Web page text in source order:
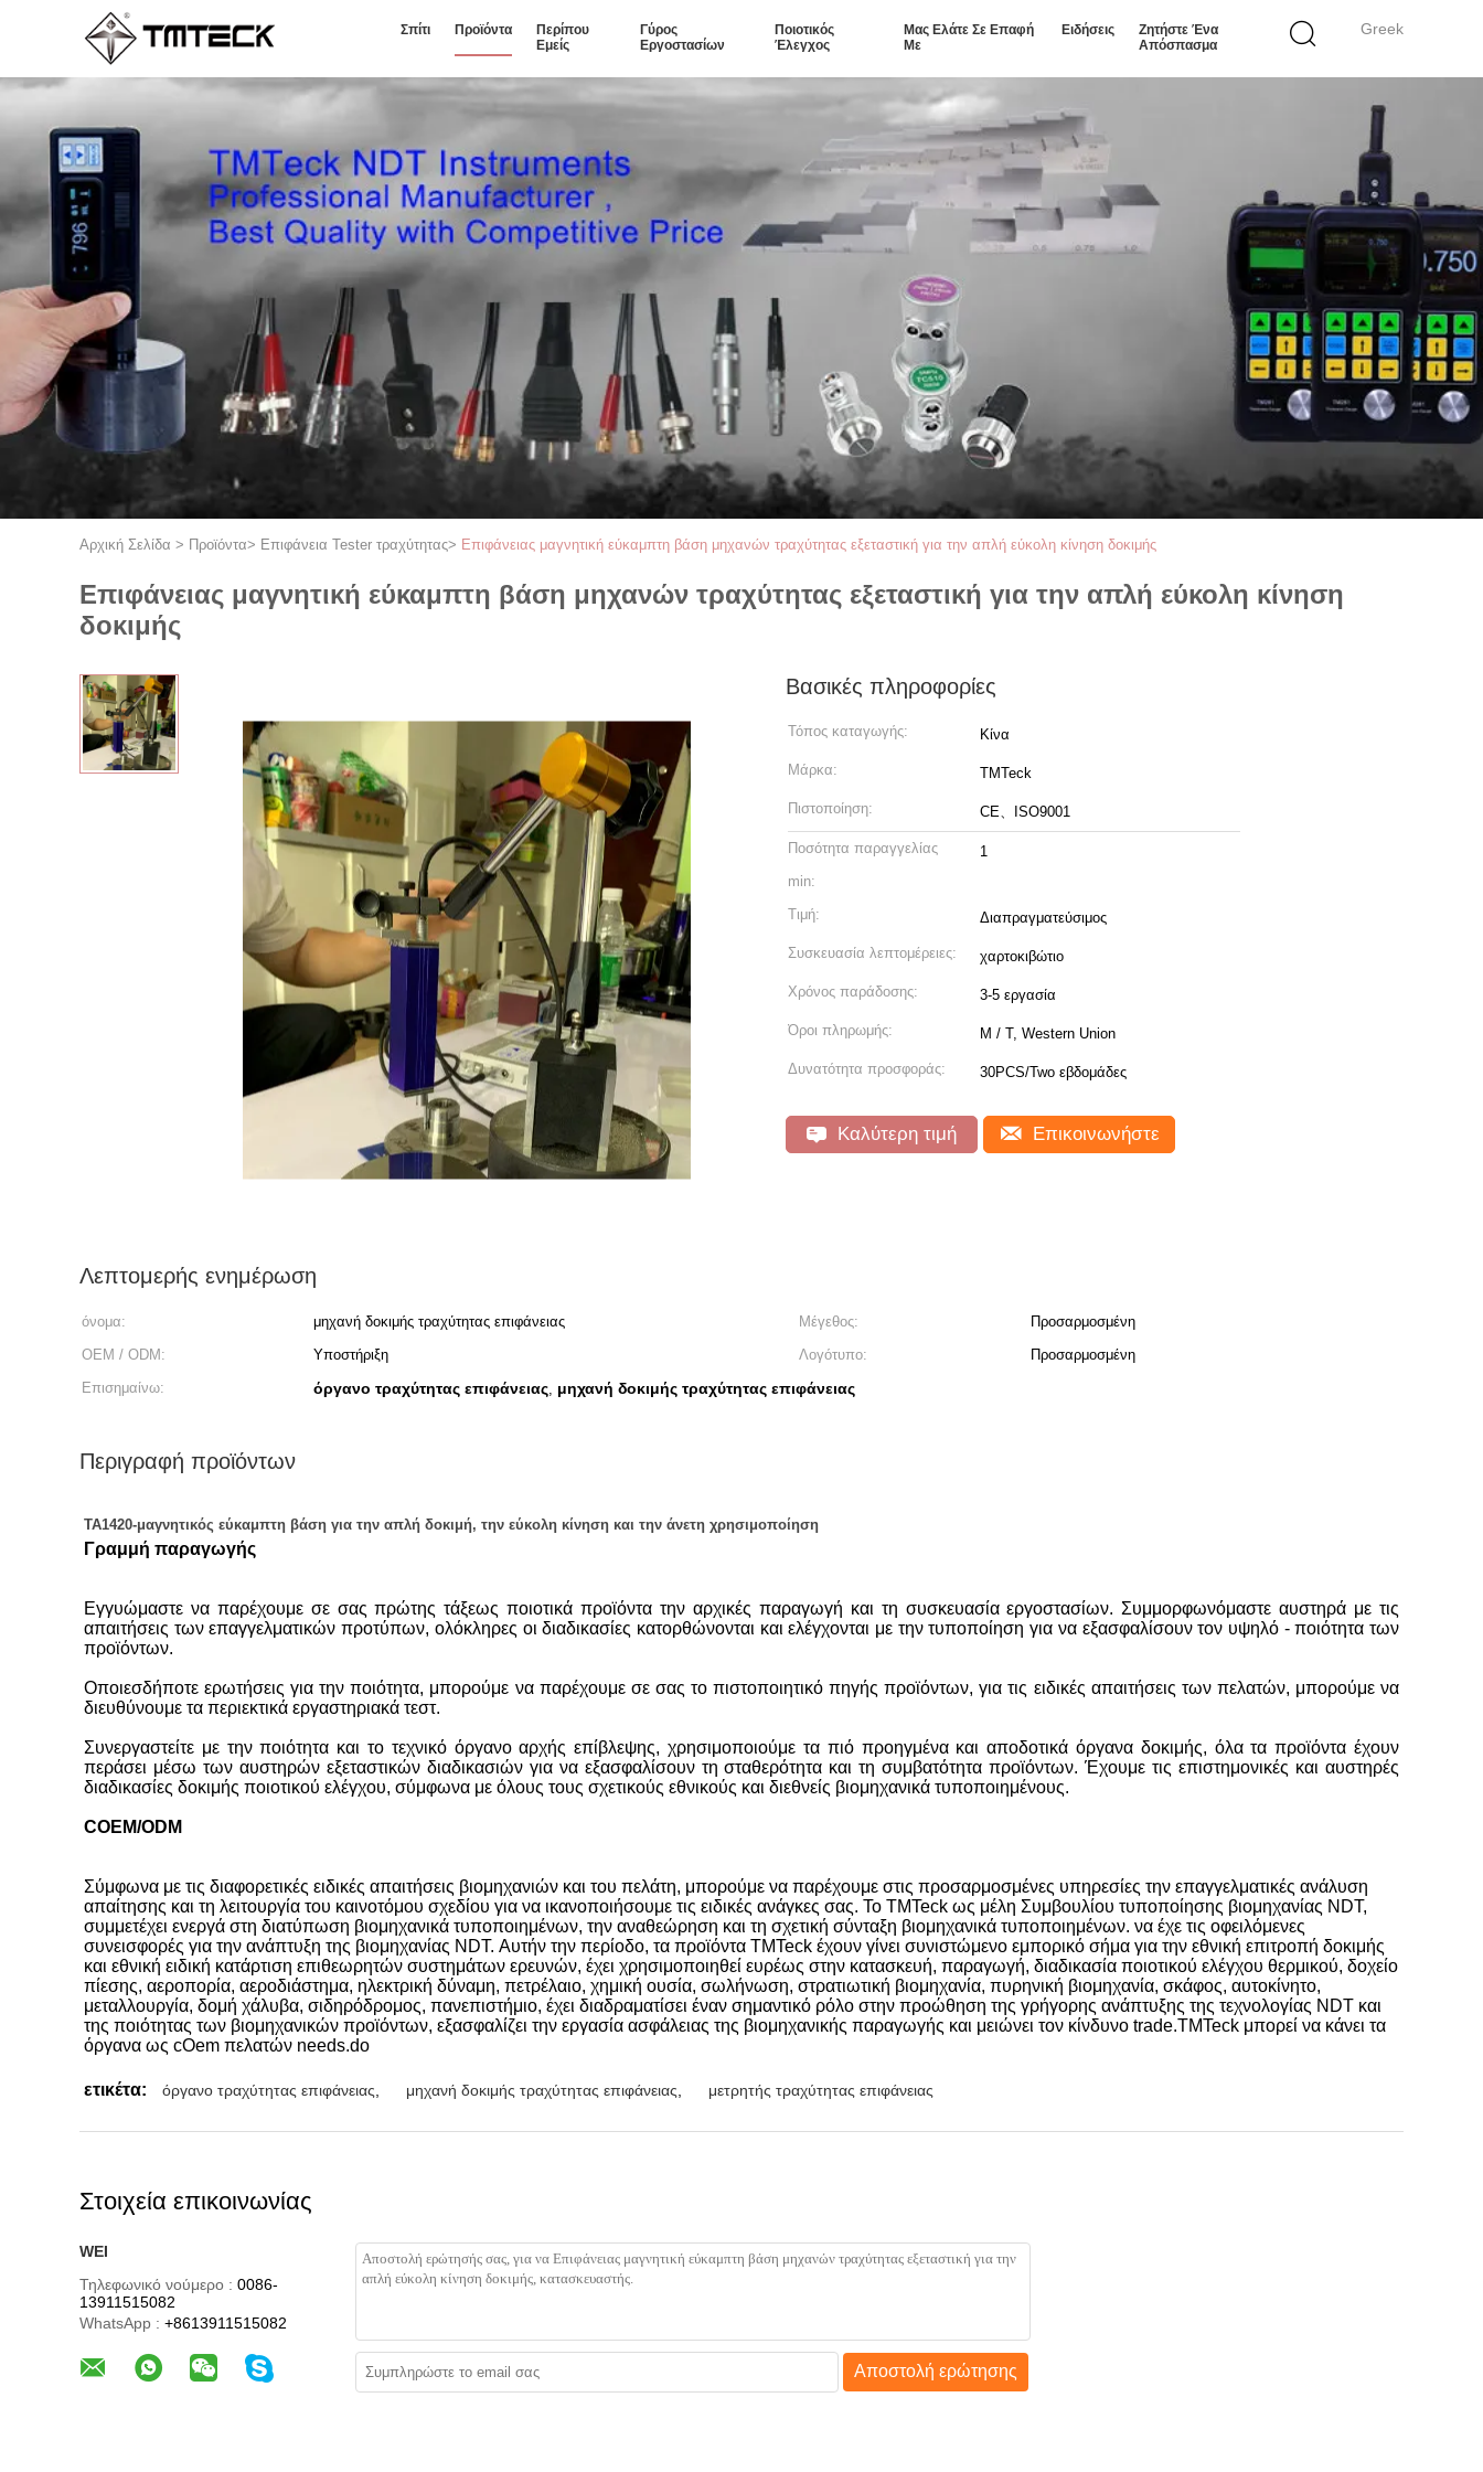
Greek
Σπίτι Προϊόντα
Περίπου
Εμείς
Γύρος
Εργοστασίων
Ποιοτικός
Έλεγχος
Μας Ελάτε Σε Επαφή
Με
Ειδήσεις
Ζητήστε Ένα
Απόσπασμα
Αρχική Σελίδα > Προϊόντα> Επιφάνεια Tester τραχύτητας> Επιφάνειας μαγνητική εύκαμπτη βάση μηχανών τραχύτητας εξεταστική για την απλή εύκολη κίνηση δοκιμής
Επιφάνειας μαγνητική εύκαμπτη βάση μηχανών τραχύτητας εξεταστική για την απλή εύκολη κίνηση
δοκιμής
Βασικές πληροφορίες
Τόπος καταγωγής: Κίνα
Μάρκα: TMTeck
Πιστοποίηση: CE、ISO9001
Ποσότητα παραγγελίας
min:
1
Τιμή: Διαπραγματεύσιμος
Συσκευασία λεπτομέρειες: χαρτοκιβώτιο
Χρόνος παράδοσης: 3-5 εργασία
Όροι πληρωμής: Μ / Τ, Western Union
Δυνατότητα προσφοράς: 30PCS/Two εβδομάδες
Καλύτερη τιμή Επικοινωνήστε
Λεπτομερής ενημέρωση
όνομα: μηχανή δοκιμής τραχύτητας επιφάνειας Μέγεθος:
Προσαρμοσμένη
OEM / ODM:
Υποστήριξη Λογότυπο:
Προσαρμοσμένη
Επισημαίνω:
όργανο τραχύτητας επιφάνειας, μηχανή δοκιμής τραχύτητας επιφάνειας
Περιγραφή προϊόντων
TA1420-μαγνητικός εύκαμπτη βάση για την απλή δοκιμή, την εύκολη κίνηση και την άνετη χρησιμοποίηση
Γραμμή παραγωγής
Εγγυώμαστε να παρέχουμε σε σας πρώτης τάξεως ποιοτικά προϊόντα την αρχικές παραγωγή και τη συσκευασία εργοστασίων. Συμμορφωνόμαστε αυστηρά με τις
απαιτήσεις των επαγγελματικών προτύπων, ολόκληρες οι διαδικασίες κατορθώνονται και ελέγχονται με την τυποποίηση για να εξασφαλίσουν τον υψηλό - ποιότητα των
προϊόντων.
Οποιεσδήποτε ερωτήσεις για την ποιότητα, μπορούμε να παρέχουμε σε σας το πιστοποιητικό πηγής προϊόντων, για τις ειδικές απαιτήσεις των πελατών, μπορούμε να
διευθύνουμε τα περιεκτικά εργαστηριακά τεστ.
Συνεργαστείτε με την ποιότητα και το τεχνικό όργανο αρχής επίβλεψης, χρησιμοποιούμε τα πιό προηγμένα και αποδοτικά όργανα δοκιμής, όλα τα προϊόντα έχουν
περάσει μέσω των αυστηρών εξεταστικών διαδικασιών για να εξασφαλίσουν τη σταθερότητα και τη συμβατότητα προϊόντων. Έχουμε τις επιστημονικές και αυστηρές
διαδικασίες δοκιμής ποιοτικού ελέγχου, σύμφωνα με όλους τους σχετικούς εθνικούς και διεθνείς βιομηχανικά τυποποιημένους.
COEM/ODM
Σύμφωνα με τις διαφορετικές ειδικές απαιτήσεις βιομηχανιών και του πελάτη, μπορούμε να παρέχουμε στις προσαρμοσμένες υπηρεσίες την επαγγελματικές ανάλυση
απαίτησης και τη λειτουργία του καινοτόμου σχεδίου για να ικανοποιήσουμε τις ειδικές ανάγκες σας. Το TMTeck ως μέλη Συμβουλίου τυποποίησης βιομηχανίας NDT,
συμμετέχει ενεργά στη διατύπωση βιομηχανικά τυποποιημένων, την αναθεώρηση και τη σχετική σύνταξη βιομηχανικά τυποποιημένων. να έχε τις οφειλόμενες
συνεισφορές για την ανάπτυξη της βιομηχανίας NDT. Αυτήν την περίοδο, τα προϊόντα TMTeck έχουν γίνει συνιστώμενο εμπορικό σήμα για την εθνική επιτροπή δοκιμής
και εθνική ειδική κατάρτιση επιθεωρητών συστημάτων ερευνών, έχει χρησιμοποιηθεί ευρέως στην κατασκευή, παραγωγή, διαδικασία ποιοτικού ελέγχου θερμικού, δοχείο
πίεσης, αεροπορία, αεροδιάστημα, ηλεκτρική δύναμη, πετρέλαιο, χημική ουσία, σωλήνωση, στρατιωτική βιομηχανία, πυρηνική βιομηχανία, σκάφος, αυτοκίνητο,
μεταλλουργία, δομή χάλυβα, σιδηρόδρομος, πανεπιστήμιο, έχει διαδραματίσει έναν σημαντικό ρόλο στην προώθηση της γρήγορης ανάπτυξης της τεχνολογίας NDT και
της ποιότητας των βιομηχανικών προϊόντων, εξασφαλίζει την εργασία ασφάλειας της βιομηχανικής παραγωγής και μειώνει τον κίνδυνο trade.TMTeck μπορεί να κάνει τα
όργανα ως cOem πελατών needs.do
ετικέτα: όργανο τραχύτητας επιφάνειας μηχανή δοκιμής τραχύτητας επιφάνειας μετρητής τραχύτητας επιφάνειας
Στοιχεία επικοινωνίας
WEI
Τηλεφωνικό νούμερο : 0086-
13911515082
WhatsApp : +8613911515082
Αποστολή ερώτησης